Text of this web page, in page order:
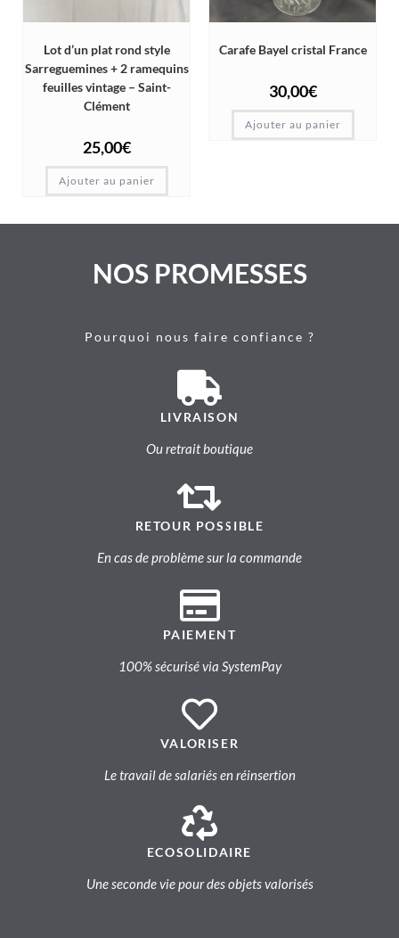
Lot d’un plat rond style
Sarreguemines + 2 ramequins
feuilles vintage – Saint-
Clément
25,00€
Ajouter au panier
Carafe Bayel cristal France
30,00€
Ajouter au panier
NOS PROMESSES
Pourquoi nous faire confiance ?
LIVRAISON
Ou retrait boutique
RETOUR POSSIBLE
En cas de problème sur la commande
PAIEMENT
100% sécurisé via SystemPay
VALORISER
Le travail de salariés en réinsertion
ECOSOLIDAIRE
Une seconde vie pour des objets valorisés